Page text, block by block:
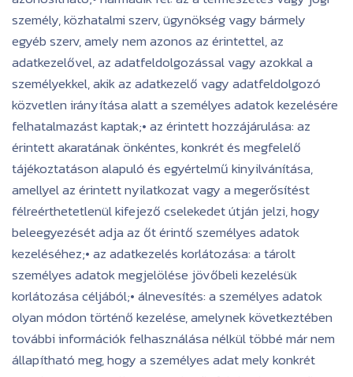
személy, közhatalmi szerv, ügynökség vagy bármely
egyéb szerv, amely nem azonos az érintettel, az
adatkezelővel, az adatfeldolgozással vagy azokkal a
személyekkel, akik az adatkezelő vagy adatfeldolgozó
közvetlen irányítása alatt a személyes adatok kezelésére
felhatalmazást kaptak;• az érintett hozzájárulása: az
érintett akaratának önkéntes, konkrét és megfelelő
tájékoztatáson alapuló és egyértelmű kinyilvánítása,
amellyel az érintett nyilatkozat vagy a megerősítést
félreérthetetlenül kifejező cselekedet útján jelzi, hogy
beleegyezését adja az őt érintő személyes adatok
kezeléséhez;• az adatkezelés korlátozása: a tárolt
személyes adatok megjelölése jövőbeli kezelésük
korlátozása céljából;• álnevesítés: a személyes adatok
olyan módon történő kezelése, amelynek következtében
további információk felhasználása nélkül többé már nem
állapítható meg, hogy a személyes adat mely konkrét